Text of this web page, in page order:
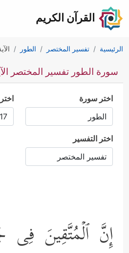
القرآن الكريم
الرئيسية تفسير المختصر الطور الآية
سورة الطور تفسير المختصر الآية
اختر سورة
اختر التفسير
إِنَّ ٱلۡمُتَّقِینَ فِی